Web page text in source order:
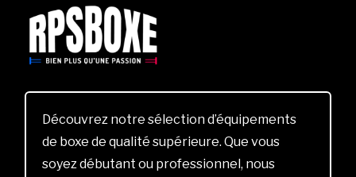
Découvrez notre sélection d’équipements
de boxe de qualité supérieure. Que vous
soyez débutant ou professionnel, nous